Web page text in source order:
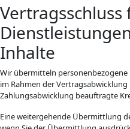
Vertragsschluss
Inhalte
Wir übermitteln
im Rahmen der
Zahlungsabwicklung beauftragte
Eine weitergehende Übermittlung